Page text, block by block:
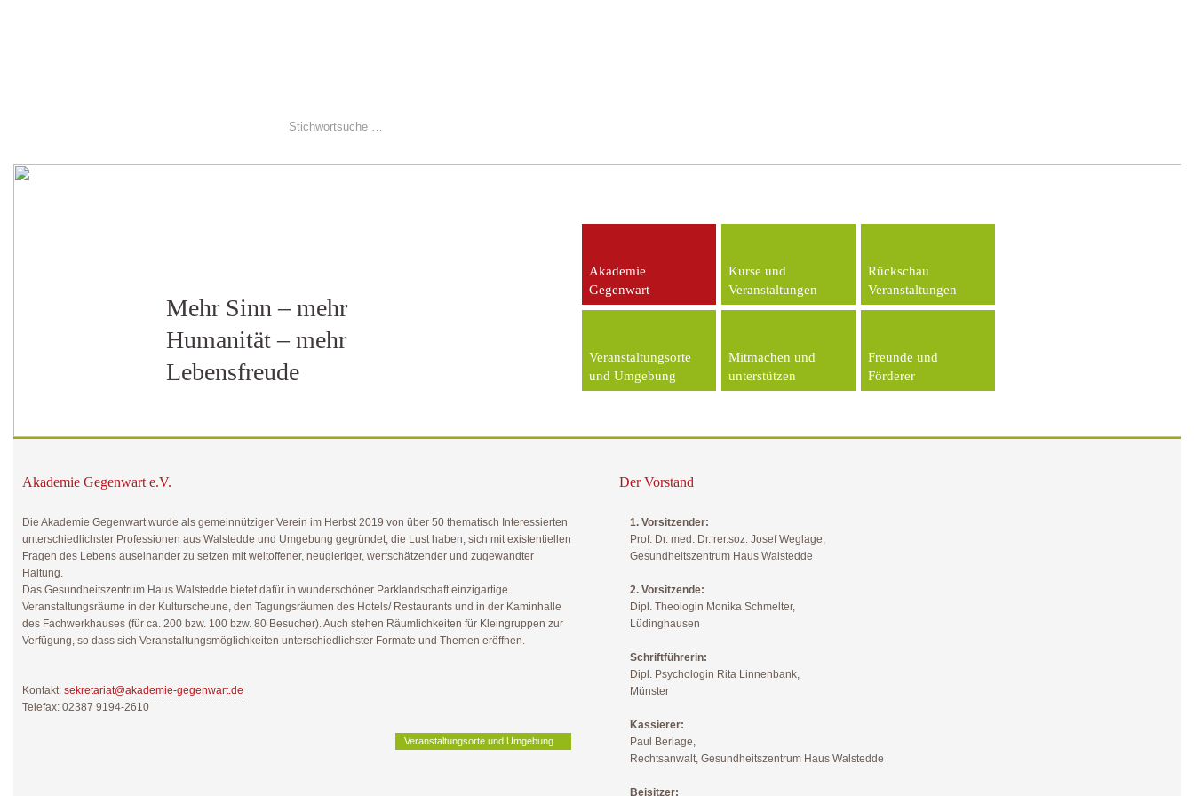
Mehr Sinn – mehr
Humanität – mehr
Lebensfreude
Akademie
Gegenwart
Kurse und
Veranstaltungen
Rückschau
Veranstaltungen
Veranstaltungsorte
und Umgebung
Mitmachen und
unterstützen
Freunde und
Förderer
Akademie Gegenwart e.V.
Die Akademie Gegenwart wurde als gemeinnütziger Verein im Herbst 2019 von über 50 thematisch Interessierten
unterschiedlichster Professionen aus Walstedde und Umgebung gegründet, die Lust haben, sich mit existentiellen
Fragen des Lebens auseinander zu setzen mit weltoffener, neugieriger, wertschätzender und zugewandter
Haltung.
Das Gesundheitszentrum Haus Walstedde bietet dafür in wunderschöner Parklandschaft einzigartige
Veranstaltungsräume in der Kulturscheune, den Tagungsräumen des Hotels/ Restaurants und in der Kaminhalle
des Fachwerkhauses (für ca. 200 bzw. 100 bzw. 80 Besucher). Auch stehen Räumlichkeiten für Kleingruppen zur
Verfügung, so dass sich Veranstaltungsmöglichkeiten unterschiedlichster Formate und Themen eröffnen.
Kontakt: sekretariat@akademie-gegenwart.de
Telefax: 02387 9194-2610
Veranstaltungsorte und Umgebung
Der Vorstand
1. Vorsitzender:
Prof. Dr. med. Dr. rer.soz. Josef Weglage,
Gesundheitszentrum Haus Walstedde
2. Vorsitzende:
Dipl. Theologin Monika Schmelter,
Lüdinghausen
Schriftführerin:
Dipl. Psychologin Rita Linnenbank,
Münster
Kassierer:
Paul Berlage,
Rechtsanwalt, Gesundheitszentrum Haus Walstedde
Beisitzer: